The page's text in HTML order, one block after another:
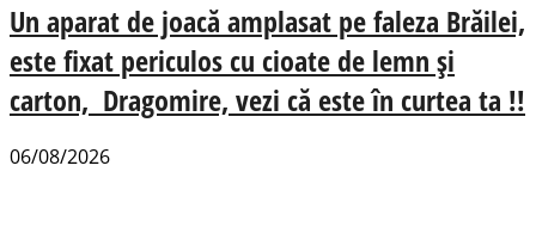
Un aparat de joacă amplasat pe faleza Brăilei,
este fixat periculos cu cioate de lemn și
carton, Dragomire, vezi că este în curtea ta !!
06/08/2026